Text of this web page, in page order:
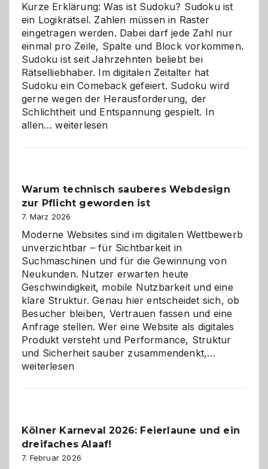
Kurze Erklärung: Was ist Sudoku? Sudoku ist
ein Logikrätsel. Zahlen müssen in Raster
eingetragen werden. Dabei darf jede Zahl nur
einmal pro Zeile, Spalte und Block vorkommen.
Sudoku ist seit Jahrzehnten beliebt bei
Rätselliebhaber. Im digitalen Zeitalter hat
Sudoku ein Comeback gefeiert. Sudoku wird
gerne wegen der Herausforderung, der
Schlichtheit und Entspannung gespielt. In
allen…Sudoku
den
Logikrätseln
weiterlesen
Warum technisch sauberes Webdesign
zur Pflicht geworden ist
7. März 2026
Moderne Websites sind im digitalen Wettbewerb
unverzichtbar – für Sichtbarkeit in
Suchmaschinen und für die Gewinnung von
Neukunden. Nutzer erwarten heute
Geschwindigkeit, mobile Nutzbarkeit und eine
klare Struktur. Genau hier entscheidet sich, ob
Besucher bleiben, Vertrauen fassen und eine
Anfrage stellen. Wer eine Website als digitales
Produkt versteht und Performance, Struktur
und Sicherheit sauber zusammendenkt,…
geworden
weiterlesen
Kölner Karneval 2026: Feierlaune und ein
dreifaches Alaaf!
7. Februar 2026